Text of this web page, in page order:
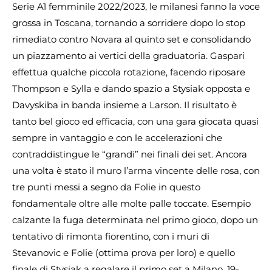
Serie A1 femminile 2022/2023, le milanesi fanno la voce
grossa in Toscana, tornando a sorridere dopo lo stop
rimediato contro Novara al quinto set e consolidando
un piazzamento ai vertici della graduatoria. Gaspari
effettua qualche piccola rotazione, facendo riposare
Thompson e Sylla e dando spazio a Stysiak opposta e
Davyskiba in banda insieme a Larson. Il risultato è
tanto bel gioco ed efficacia, con una gara giocata quasi
sempre in vantaggio e con le accelerazioni che
contraddistingue le “grandi” nei finali dei set. Ancora
una volta è stato il muro l’arma vincente delle rosa, con
tre punti messi a segno da Folie in questo
fondamentale oltre alle molte palle toccate. Esempio
calzante la fuga determinata nel primo gioco, dopo un
tentativo di rimonta fiorentino, con i muri di
Stevanovic e Folie (ottima prova per loro) e quello